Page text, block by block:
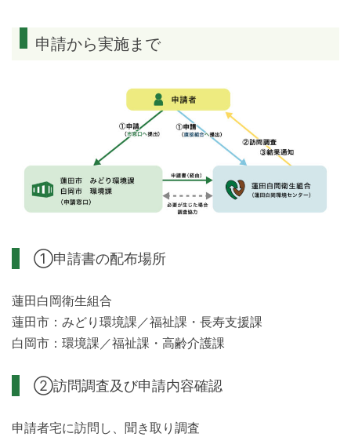
申請から実施まで
①申請書の配布場所
蓮田白岡衛生組合
蓮田市：みどり環境課／福祉課・長寿支援課
白岡市：環境課／福祉課・高齢介護課
②訪問調査及び申請内容確認
申請者宅に訪問し、聞き取り調査